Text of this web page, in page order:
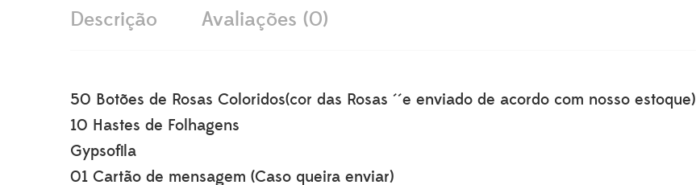
Descrição Avaliações (0)
50 Botões de Rosas Coloridos(cor das Rosas ´´e enviado de acordo com nosso estoque)
10 Hastes de Folhagens
Gypsofila
01 Cartão de mensagem (Caso queira enviar)